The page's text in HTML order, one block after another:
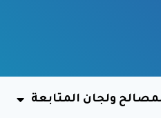
ولجان المتابعة